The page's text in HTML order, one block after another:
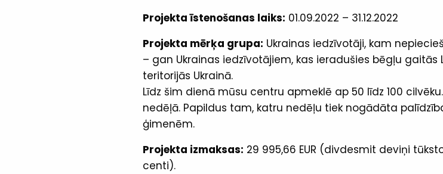
Projekta īstenošanas laiks: 01.09.2022 – 31.12.2022
Projekta mērķa grupa: Ukrainas iedzīvotāji, kam
– gan Ukrainas iedzīvotājiem, kas ieradušies bēgļu
teritorijās Ukrainā.
Līdz šim dienā mūsu centru apmeklē ap 50 līdz 100
nedēļā. Papildus tam, katru nedēļu tiek nogādāta
ģimenēm.
Projekta izmaksas: 29 995,66 EUR (divdesmit deviņi
centi).